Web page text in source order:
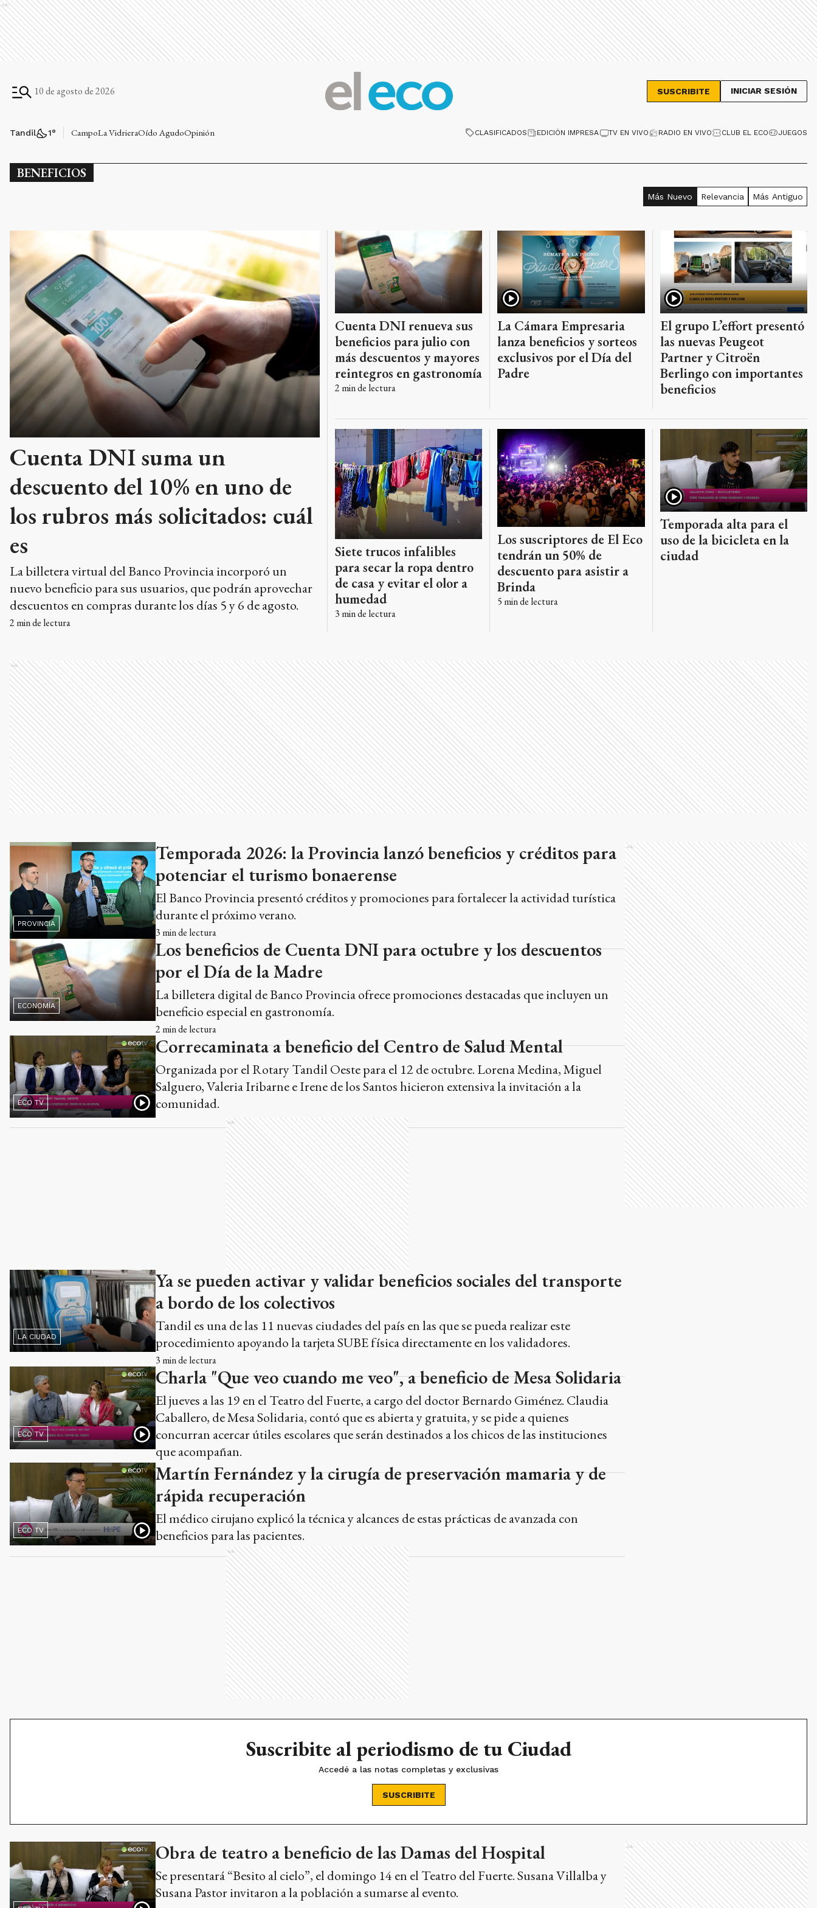
Ads
10 de agosto de 2026 SUSCRIBITE INICIAR SESIÓN
Tandil 1° CampoLa VidrieraOído AgudoOpinión CLASIFICADOS EDICIÓN IMPRESA TV EN VIVO RADIO EN VIVO CLUB EL ECO JUEGOS
BENEFICIOS
Más Nuevo Relevancia Más Antiguo
Cuenta DNI suma un
descuento del 10% en uno de
los rubros más solicitados: cuál
es
La billetera virtual del Banco Provincia incorporó un
nuevo beneficio para sus usuarios, que podrán aprovechar
descuentos en compras durante los días 5 y 6 de agosto.
2 min de lectura
Cuenta DNI renueva sus
beneficios para julio con
más descuentos y mayores
reintegros en gastronomía
2 min de lectura
La Cámara Empresaria
lanza beneficios y sorteos
exclusivos por el Día del
Padre
El grupo L’effort presentó
las nuevas Peugeot
Partner y Citroën
Berlingo con importantes
beneficios
Siete trucos infalibles
para secar la ropa dentro
de casa y evitar el olor a
humedad
3 min de lectura
Los suscriptores de El Eco
tendrán un 50% de
descuento para asistir a
Brinda
5 min de lectura
Temporada alta para el
uso de la bicicleta en la
ciudad
Ads
PROVINCIA
Temporada 2026: la Provincia lanzó beneficios y créditos para
potenciar el turismo bonaerense
El Banco Provincia presentó créditos y promociones para fortalecer la actividad turística
durante el próximo verano.
3 min de lectura
ECONOMÍA
Los beneficios de Cuenta DNI para octubre y los descuentos
por el Día de la Madre
La billetera digital de Banco Provincia ofrece promociones destacadas que incluyen un
beneficio especial en gastronomía.
2 min de lectura
ECO TV
Correcaminata a beneficio del Centro de Salud Mental
Organizada por el Rotary Tandil Oeste para el 12 de octubre. Lorena Medina, Miguel
Salguero, Valeria Iribarne e Irene de los Santos hicieron extensiva la invitación a la
comunidad.
Ads
LA CIUDAD
Ya se pueden activar y validar beneficios sociales del transporte
a bordo de los colectivos
Tandil es una de las 11 nuevas ciudades del país en las que se pueda realizar este
procedimiento apoyando la tarjeta SUBE física directamente en los validadores.
3 min de lectura
ECO TV
Charla "Que veo cuando me veo", a beneficio de Mesa Solidaria
El jueves a las 19 en el Teatro del Fuerte, a cargo del doctor Bernardo Giménez. Claudia
Caballero, de Mesa Solidaria, contó que es abierta y gratuita, y se pide a quienes
concurran acercar útiles escolares que serán destinados a los chicos de las instituciones
que acompañan.
ECO TV
Martín Fernández y la cirugía de preservación mamaria y de
rápida recuperación
El médico cirujano explicó la técnica y alcances de estas prácticas de avanzada con
beneficios para las pacientes.
Ads
Ads
Suscribite al periodismo de tu Ciudad
Accedé a las notas completas y exclusivas
SUSCRIBITE
Obra de teatro a beneficio de las Damas del Hospital
Se presentará “Besito al cielo”, el domingo 14 en el Teatro del Fuerte. Susana Villalba y
Susana Pastor invitaron a la población a sumarse al evento.
Ads